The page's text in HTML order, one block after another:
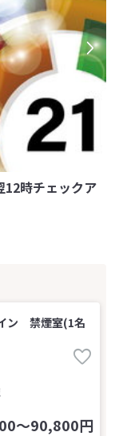
12時チェックア
ン 禁煙室(1名
～90,800円